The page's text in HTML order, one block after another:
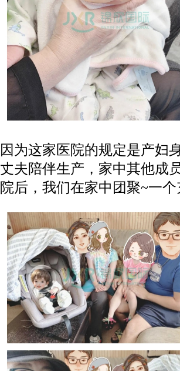
因为这家医院的规定是产妇
丈夫陪伴生产，家中其他成
院后，我们在家中团聚~一